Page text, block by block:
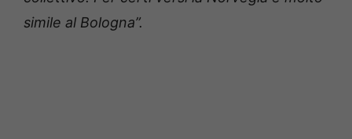
simile al Bologna”.